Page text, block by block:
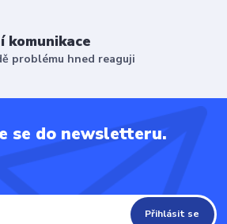
komunikace
problému hned reaguji
se do newsletteru.
Přihlásit se